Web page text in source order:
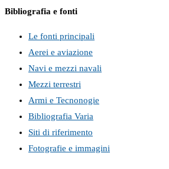
Bibliografia e fonti
Le fonti principali
Aerei e aviazione
Navi e mezzi navali
Mezzi terrestri
Armi e Tecnonogie
Bibliografia Varia
Siti di riferimento
Fotografie e immagini